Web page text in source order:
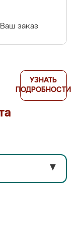
заказ
УЗНАТЬ
ПОДРОБНОСТИ
▼